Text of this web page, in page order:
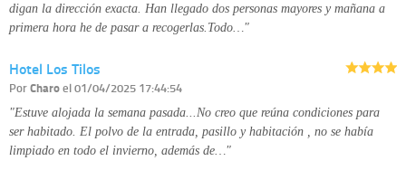
digan la dirección exacta. Han llegado dos personas mayores y mañana a
primera hora he de pasar a recogerlas.Todo…"
Hotel Los Tilos
PorCharoel 01/04/2025 17:44:54
"Estuve alojada la semana pasada...No creo que reúna condiciones para
ser habitado. El polvo de la entrada, pasillo y habitación , no se había
limpiado en todo el invierno, además de…"